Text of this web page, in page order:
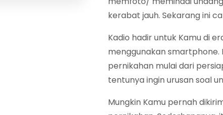
kerabat jauh. Sekarang ini
Kadio hadir untuk Kamu di
menggunakan
pernikahan mulai dari
tentunya ingin urusan soal
Mungkin Kamu pernah